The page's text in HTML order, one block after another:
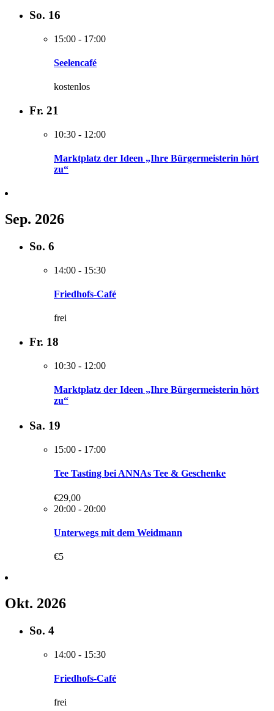
So. 16
15:00 - 17:00
Seelencafé
kostenlos
Fr. 21
10:30 - 12:00
Marktplatz der Ideen „Ihre Bürgermeisterin hört
zu“
Sep. 2026
So. 6
14:00 - 15:30
Friedhofs-Café
frei
Fr. 18
10:30 - 12:00
Marktplatz der Ideen „Ihre Bürgermeisterin hört
zu“
Sa. 19
15:00 - 17:00
Tee Tasting bei ANNAs Tee & Geschenke
€29,00
20:00 - 20:00
Unterwegs mit dem Weidmann
€5
Okt. 2026
So. 4
14:00 - 15:30
Friedhofs-Café
frei